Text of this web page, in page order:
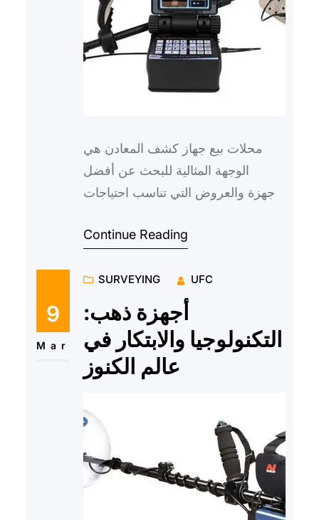
محلات بيع جهاز كشف المعادن هي
الوجهة المثالية للبحث عن أفضل
الأجهزة والعروض التي تناسب احتياجات
مكانًا مثاليًا لاختيار ا…
Continue Reading
9
Mar
SURVEYING UFC
أجهزة ذهب:
التكنولوجيا والابتكار في
عالم الكنوز